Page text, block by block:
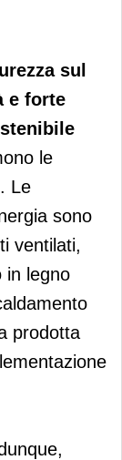
sul
e forte
le
Le
sono
ventilati,
in legno
prodotta